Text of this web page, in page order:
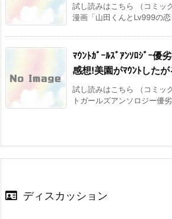
試し読みはこちら （コミッ
漫画「山田くんとLv999の
ﾏｳﾝﾄｶﾞｰﾙｽﾞｱﾝｿﾛｼﾞｰ優
感想!美園がﾏｳﾝﾄした
試し読みはこちら （コミッ
トガールズアンソロジー優
ディスカッション